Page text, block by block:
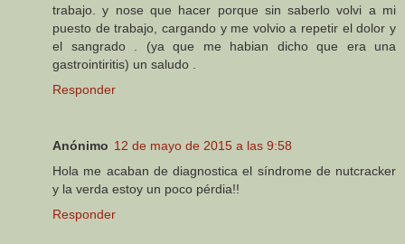
trabajo. y nose que hacer porque sin saberlo volvi a mi
puesto de trabajo, cargando y me volvio a repetir el dolor y
el sangrado . (ya que me habian dicho que era una
gastrointiritis) un saludo .
Responder
Anónimo 12 de mayo de 2015 a las 9:58
Hola me acaban de diagnostica el síndrome de nutcracker
y la verda estoy un poco pérdia!!
Responder